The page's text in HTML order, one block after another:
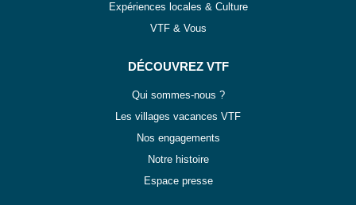
Expériences locales & Culture
VTF & Vous
DÉCOUVREZ VTF
Qui sommes-nous ?
Les villages vacances VTF
Nos engagements
Notre histoire
Espace presse